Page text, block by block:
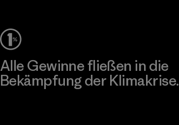
Alle Gewinne fließen in die
Bekämpfung der Klimakrise.